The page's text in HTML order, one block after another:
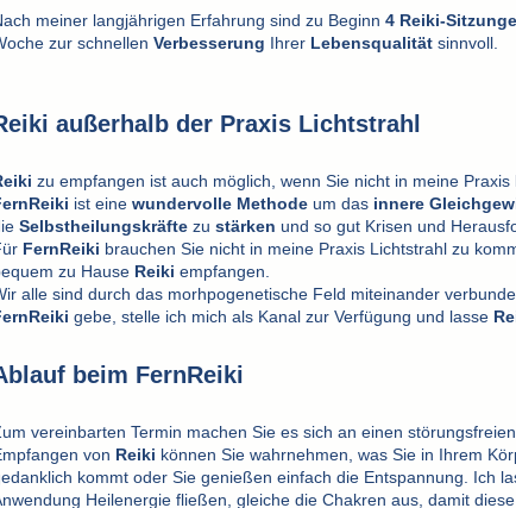
meiner langjährigen Erfahrung sind zu Beginn 4 Reiki-
zur schnellen Verbesserung Ihrer Lebensqualitätsinnvoll.
außerhalb der Praxis Lichtstrahl
zu empfangen ist auch möglich, wenn Sie nicht in meine Praxis
ist eine wundervolle Methodeum das innere
Selbstheilungskräftezu stärken und so gut Krisen und
FernReiki brauchen Sie nicht in meine Praxis Lichtstrahl zu
zu Hause Reiki empfangen.
alle sind durch das morhpogenetische Feld miteinander
gebe, stelle ich mich als Kanal zur Verfügung und lasse
beim FernReiki
vereinbarten Termin machen Sie es sich an einen
von Reiki können Sie wahrnehmen, was Sie in Ihrem
kommt oder Sie genießen einfach die Entspannung. Ich
Heilenergie fließen, gleiche die Chakren aus, damit